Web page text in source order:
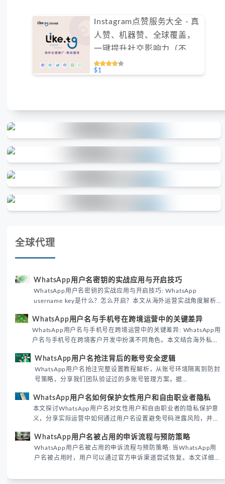
Instagram点赞服务大全 - 真
人赞、机器赞、全球覆盖，
一键提升社交影响力（不支
持免费测试）
$1
全球代理
WhatsApp用户名密钥的实战应用与开启技巧
WhatsApp用户名密钥的实战应用与开启技巧: WhatsApp
username key是什么？怎么开启？本文从海外运营实战角度解析
境团队高效触达目标客户。
WhatsApp用户名与手机号在跨境运营中的关键差异
WhatsApp用户名与手机号在跨境运营中的关键差异: WhatsApp用
户名与手机号在跨境客户开发中扮演不同角色。本文结合海外私域
际差异，帮助团队优化WhatsApp营销策略。
WhatsApp用户名抢注背后的账号安全逻辑
WhatsApp用户名抢注完整设置教程解析，从账号环境隔离到防封
号策略，分享我们团队验证过的多账号管理方案。据
性直接影响转化率。
WhatsApp用户名如何保护女性用户和自由职业者隐私
本文探讨WhatsApp用户名对女性用户和自由职业者的隐私保护意
义，分享实际运营中如何通过用户名设置避免号码泄露风险，并提
已成为全球数字沟通的首要考量。
WhatsApp用户名被占用的申诉流程与预防策略
WhatsApp用户名被占用的申诉流程与预防策略: 当WhatsApp用
户名被占用时，用户可以通过官方申诉渠道尝试恢复。本文详细解
账号安全。